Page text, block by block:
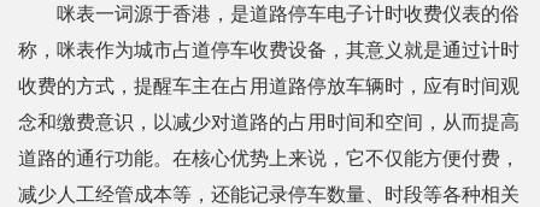
咪表一词源于香港，是道路停车电子计时收费仪表的俗
称，咪表作为城市占道停车收费设备，其意义就是通过计时
收费的方式，提醒车主在占用道路停放车辆时，应有时间观
念和缴费意识，以减少对道路的占用时间和空间，从而提高
道路的通行功能。在核心优势上来说，它不仅能方便付费，
减少人工经管成本等，还能记录停车数量、时段等各种相关